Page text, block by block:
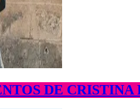
DE CRISTINA